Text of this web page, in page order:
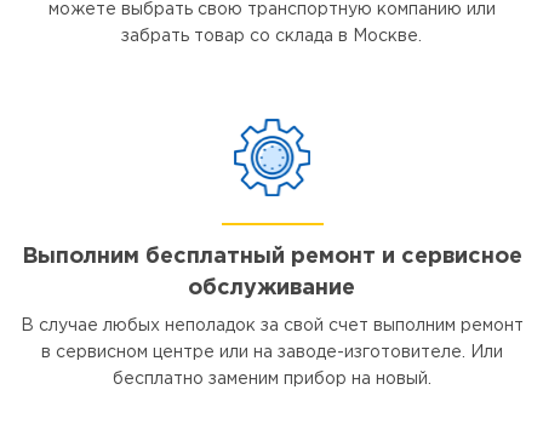
можете выбрать свою транспортную компанию или
забрать товар со склада в Москве.
Выполним бесплатный ремонт и сервисное
обслуживание
В случае любых неполадок за свой счет выполним ремонт
в сервисном центре или на заводе-изготовителе. Или
бесплатно заменим прибор на новый.